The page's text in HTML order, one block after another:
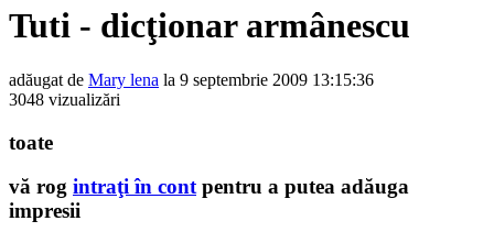
Tuti - dicţionar armânescu
adăugat de Mary lena la 9 septembrie 2009 13:15:36
3048 vizualizări
toate
vă rog intraţi în contpentru a putea adăuga
impresii